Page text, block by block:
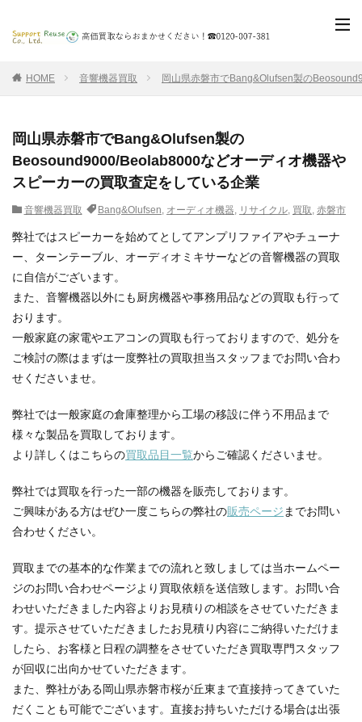
HOME 音響機器買取 岡山県赤磐市でBang&Olufsen製の
岡山県赤磐市でBang&Olufsen製の
Beosound9000/Beolab8000などオーディオ機器や
スピーカーの買取査定をしている企業
音響機器買取 Bang&Olufsen, オーディオ機器, リサイクル, 買取, 赤磐市
弊社ではスピーカーを始めてとしてアンプリファイアやチューナ
ー、ターンテーブル、オーディオミキサーなどの音響機器の買取
に自信がございます。
また、音響機器以外にも厨房機器や事務用品などの買取も行って
おります。
一般家庭の家電やエアコンの買取も行っておりますので、処分を
ご検討の際はまずは一度弊社の買取担当スタッフまでお問い合わ
せくださいませ。
弊社では一般家庭の倉庫整理から工場の移設に伴う不用品まで
様々な製品を買取しております。
より詳しくはこちらの買取品目一覧からご確認くださいませ。
弊社では買取を行った一部の機器を販売しております。
ご興味がある方はぜひ一度こちらの弊社の販売ページ までお問い
合わせください。
買取までの基本的な作業までの流れと致しましては当ホームペー
ジのお問い合わせページより買取依頼を送信致します。お問い合
わせいただきました内容よりお見積りの相談をさせていただきま
す。提示させていただきましたお見積り内容にご納得いただけま
したら、お客様と日程の調整をさせていただき買取専門スタッフ
が回収に出向かせていただきます。
また、弊社がある岡山県赤磐市桜が丘東まで直接持ってきていた
だくことも可能でございます。直接お持ちいただける場合は出張